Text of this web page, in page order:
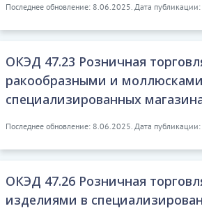
Последнее обновление: 8.06.2025. Дата
ОКЭД 47.23 Розничная
ракообразными и
специализированных
Последнее обновление: 8.06.2025. Дата
ОКЭД 47.26 Розничная
изделиями в